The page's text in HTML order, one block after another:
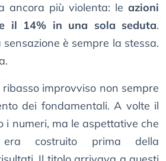
ancora più violenta: le azioni
il 14% in una sola seduta.
è sempre la stessa.
improvviso non sempre
dei fondamentali. A volte il
i numeri, ma le aspettative che
costruito prima della